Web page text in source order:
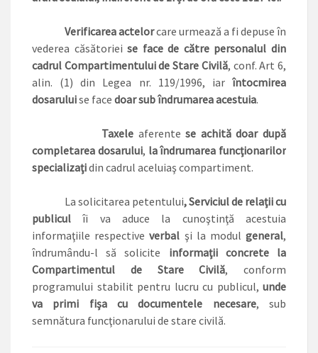
Verificarea actelorcare urmează a fi depuse în
vederea căsătorieise face de către personalul din
cadrul Compartimentului de Stare Civilă, conf. Art 6,
alin. (1) din Legea nr. 119/1996, iar întocmirea
dosaruluise face doar sub îndrumarea acestuia.
Taxele aferentese achită doar după
completarea dosarului, la îndrumarea funcţionarilor
specializaţidin cadrul aceluiaş compartiment.
La solicitarea petentului, Serviciul de relaţii cu
publicul îi va aduce la cunoştinţă acestuia
informaţiile respectiveverbal şi la modulgeneral,
îndrumându-l să solicite informaţii concrete la
Compartimentul de Stare Civilă, conform
programului stabilit pentru lucru cu publicul, unde
va primi fişa cu documentele necesare, sub
semnătura funcţionarului de stare civilă.